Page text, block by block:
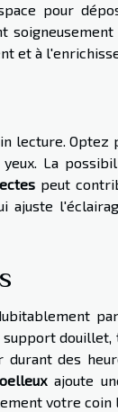
pour
et à
lecture. Optez
La
peut
ajuste
des
ajoute
votre coin